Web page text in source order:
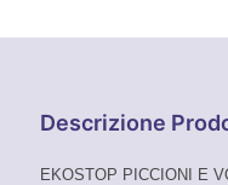
Descrizione
EKOSTOP PICCIONI E